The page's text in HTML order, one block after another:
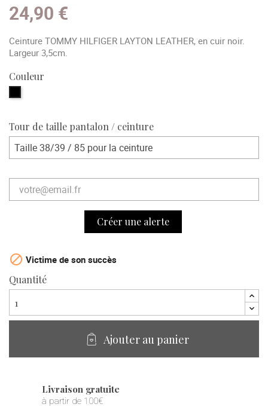
24,90 €
Ceinture TOMMY HILFIGER LAYTON LEATHER, en cuir noir.
Largeur 3,5cm.
Couleur
Tour de taille pantalon / ceinture
Créer une alerte
 Victime de son succès
Quantité
Ajouter au panier
Livraison gratuite
à partir de 100€